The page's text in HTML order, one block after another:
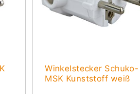
Winkelstecker Schuko-
MSK Kunststoff weiß